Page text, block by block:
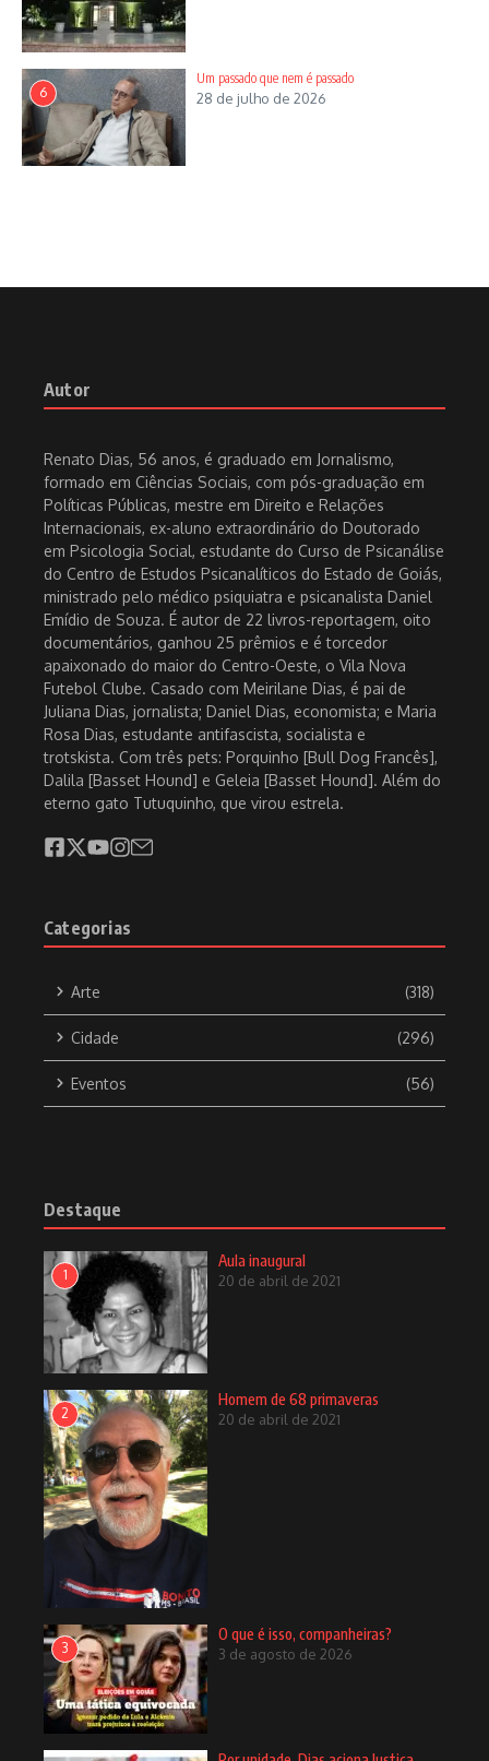
6
Um passado que nem é passado
28 de julho de 2026
Autor
Renato Dias, 56 anos, é graduado em Jornalismo,
formado em Ciências Sociais, com pós-graduação em
Políticas Públicas, mestre em Direito e Relações
Internacionais, ex-aluno extraordinário do Doutorado
em Psicologia Social, estudante do Curso de Psicanálise
do Centro de Estudos Psicanalíticos do Estado de Goiás,
ministrado pelo médico psiquiatra e psicanalista Daniel
Emídio de Souza. É autor de 22 livros-reportagem, oito
documentários, ganhou 25 prêmios e é torcedor
apaixonado do maior do Centro-Oeste, o Vila Nova
Futebol Clube. Casado com Meirilane Dias, é pai de
Juliana Dias, jornalista; Daniel Dias, economista; e Maria
Rosa Dias, estudante antifascista, socialista e
trotskista. Com três pets: Porquinho [Bull Dog Francês],
Dalila [Basset Hound] e Geleia [Basset Hound]. Além do
eterno gato Tutuquinho, que virou estrela.
Categorias
Arte (318)
Cidade (296)
Eventos (56)
Destaque
1
Aula inaugural
20 de abril de 2021
2
Homem de 68 primaveras
20 de abril de 2021
3
O que é isso, companheiras?
3 de agosto de 2026